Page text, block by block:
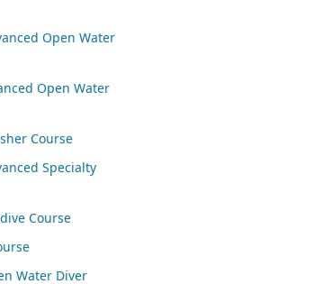
Open Water
Open Water
Course
Specialty
Course
Water Diver